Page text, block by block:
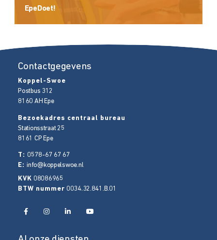
EpeDoet!
Contactgegevens
Koppel-Swoe
Postbus 312
8160 AH Epe
Bezoekadres centraal bureau
Stationsstraat 25
8161 CP Epe
T: 0578-67 67 67
E:info@koppelswoe.nl
KVK 08086965
BTW nummer 0034.32.841.B.01